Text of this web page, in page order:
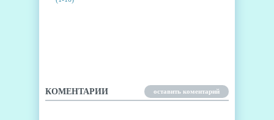
КОМЕНТАРИИ оставить коментарий